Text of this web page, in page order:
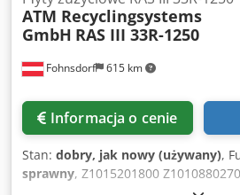
Fohnsdorf 615 km
ATM Recyclingsystems
GmbH RAS III 33R-1250
Informacja o cenie
Stan: dobry, jak nowy (używany),
sprawny, Z1015201800